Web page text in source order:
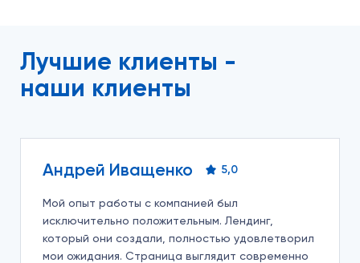
Лучшие клиенты -
наши клиенты
Андрей Иващенко 5,0
Мой опыт работы с компанией был
исключительно положительным. Лендинг,
который они создали, полностью удовлетворил
мои ожидания. Страница выглядит современно